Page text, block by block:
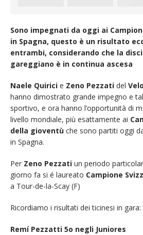
Sono impegnati da oggi ai
in Spagna, questo è un risultato
entrambi, considerando che la
gareggiano è in continua ascesa
Naele Quirici e Zeno Pezzati del
hanno dimostrato grande impegno e
sportivo, e ora hanno l’opportunità di
livello mondiale, più esattamente ai
della gioventù che sono partiti oggi
in Spagna.
Per Zeno Pezzati un periodo
giorno fa si é laureato Campione
a Tour-de-la-Scay (F)
Ricordiamo i risultati dei ticinesi in gara:
Remí Pezzatti 5o negli Juniores